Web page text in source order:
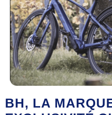
BH, LA